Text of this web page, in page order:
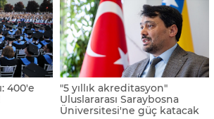
400'e
"5 yıllık akreditasyon"
Uluslararası Saraybosna
Üniversitesi'ne güç katacak